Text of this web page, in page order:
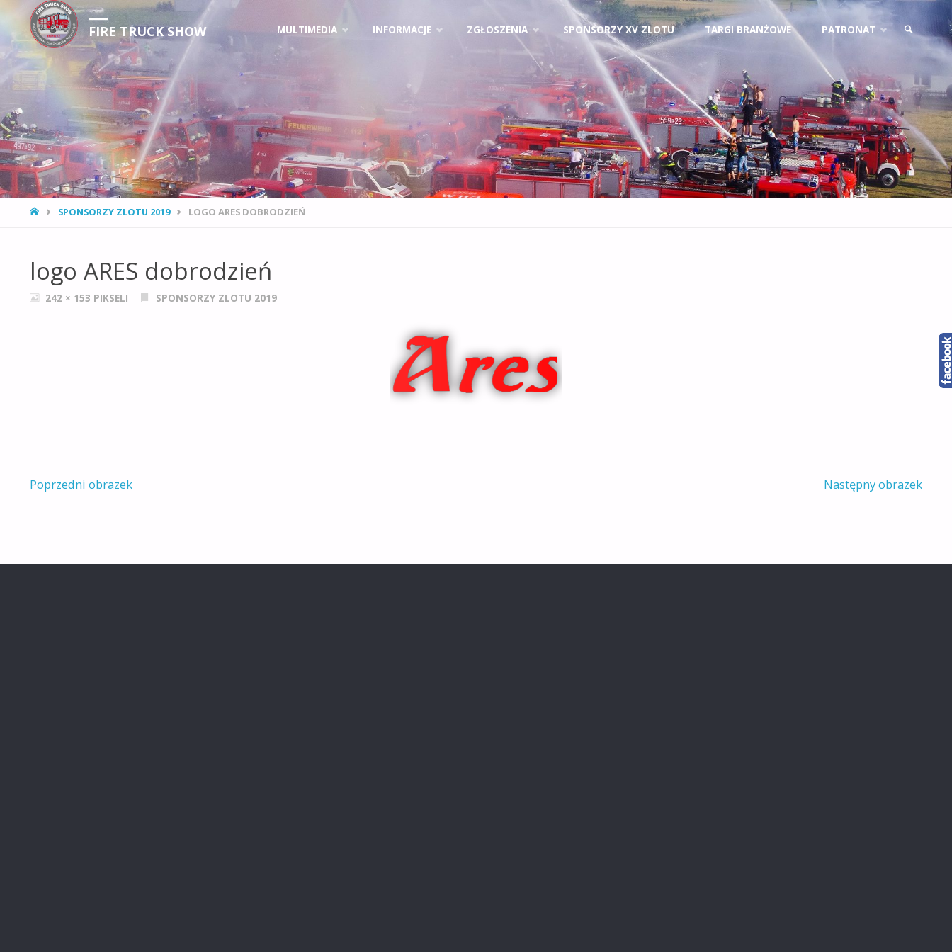
FIRE TRUCK SHOW
do
MULTIMEDIA INFORMACJE ZGŁOSZENIA SPONSORZY XV ZLOTU TARGI BRANŻOWE PATRONAT
SZUKAJ
STRONA
SPONSORZY ZLOTU 2019 LOGO ARES DOBRODZIEŃ
logo ARES dobrodzień
PEŁNY242 × 153 PIKSELI SPONSORZY ZLOTU 2019
Poprzedni obrazek Następny obrazek